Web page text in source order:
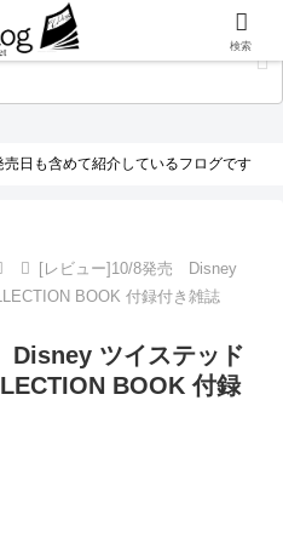
日も含めて紹介しているフログです
[レビュー]10/8発売 Disney
BOOK 付録付き雑誌
ツイステッド
BOOK 付録
検索